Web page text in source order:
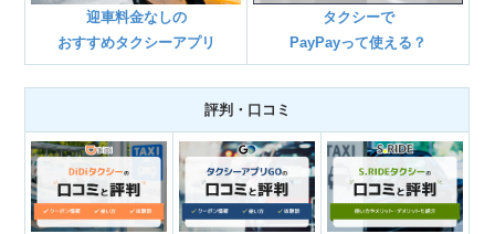
迎車料金なしの
おすすめタクシーアプリ
タクシーで
PayPayって使える？
評判・口コミ